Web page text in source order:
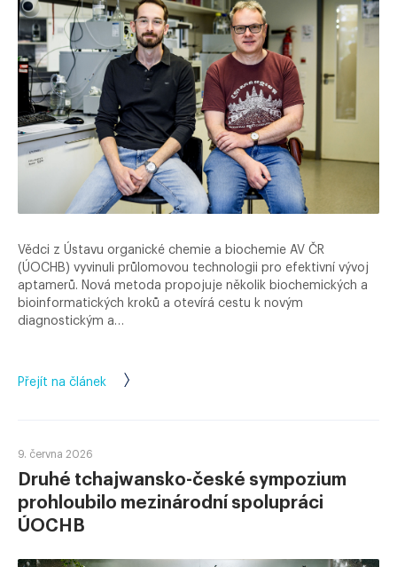
Vědci z Ústavu organické chemie a biochemie AV ČR
(ÚOCHB) vyvinuli průlomovou technologii pro efektivní vývoj
aptamerů. Nová metoda propojuje několik biochemických a
bioinformatických kroků a otevírá cestu k novým
diagnostickým a…
Přejít na článek
9. června 2026
Druhé tchajwansko-české sympozium
prohloubilo mezinárodní spolupráci
ÚOCHB